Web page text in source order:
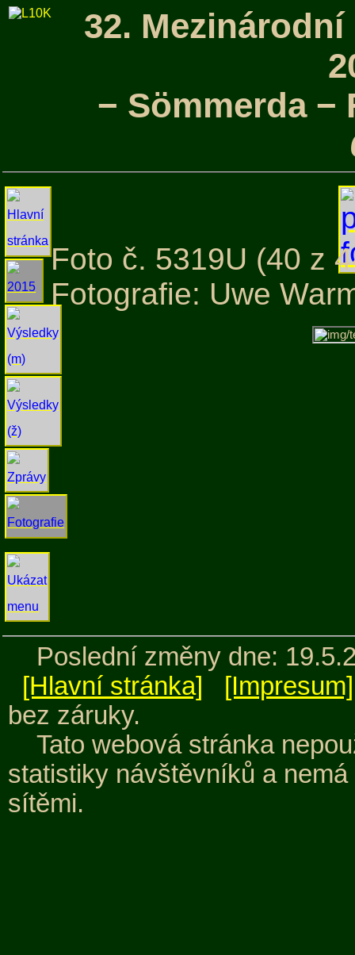
32.
− Sömmerda −
Foto č. 5319U (40 z
Fotografie: Uwe
Poslední změny dne:
[Hlavní stránka]
[Impresum]
bez záruky.
Tato webová stránka
statistiky návštěvníků a
sítěmi.